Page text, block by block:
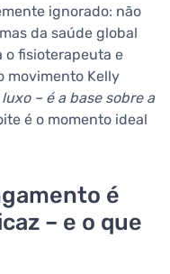
ignorado: não
da saúde global
o fisioterapeuta e
movimento Kelly
– é a base sobre a
é o momento ideal
é
– e o que